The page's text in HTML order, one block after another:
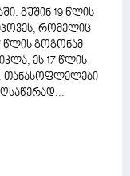
გუშინ 19 წლის
რომელიც
წლის გოგონამ
ეს 17 წლის
თანასოფლელები